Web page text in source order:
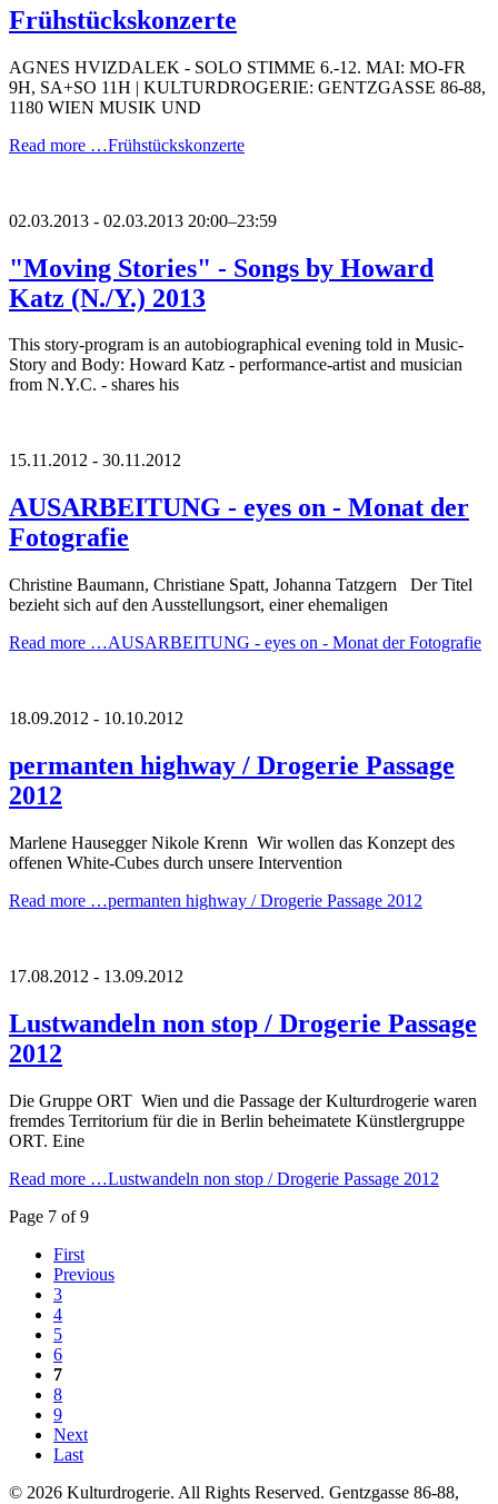
Frühstückskonzerte
AGNES HVIZDALEK - SOLO STIMME 6.-12. MAI: MO-FR
9H, SA+SO 11H | KULTURDROGERIE: GENTZGASSE 86-88,
1180 WIEN MUSIK UND
Read more …Frühstückskonzerte
02.03.2013 - 02.03.2013 20:00–23:59
"Moving Stories" - Songs by Howard
Katz (N./Y.) 2013
This story-program is an autobiographical evening told in Music-
Story and Body: Howard Katz - performance-artist and musician
from N.Y.C. - shares his
15.11.2012 - 30.11.2012
AUSARBEITUNG - eyes on - Monat der
Fotografie
Christine Baumann, Christiane Spatt, Johanna Tatzgern Der Titel
bezieht sich auf den Ausstellungsort, einer ehemaligen
Read more …AUSARBEITUNG - eyes on - Monat der Fotografie
18.09.2012 - 10.10.2012
permanten highway / Drogerie Passage
2012
Marlene Hausegger Nikole Krenn Wir wollen das Konzept des
offenen White-Cubes durch unsere Intervention
Read more …permanten highway / Drogerie Passage 2012
17.08.2012 - 13.09.2012
Lustwandeln non stop / Drogerie Passage
2012
Die Gruppe ORT Wien und die Passage der Kulturdrogerie waren
fremdes Territorium für die in Berlin beheimatete Künstlergruppe
ORT. Eine
Read more …Lustwandeln non stop / Drogerie Passage 2012
Page 7 of 9
First
Previous
3
4
5
6
7
8
9
Next
Last
© 2026 Kulturdrogerie. All Rights Reserved. Gentzgasse 86-88,